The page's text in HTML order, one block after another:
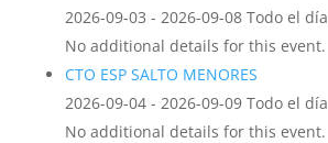
2026-09-03 - 2026-09-08 Todo el día
No additional details for this event.
CTO ESP SALTO MENORES
2026-09-04 - 2026-09-09 Todo el día
No additional details for this event.